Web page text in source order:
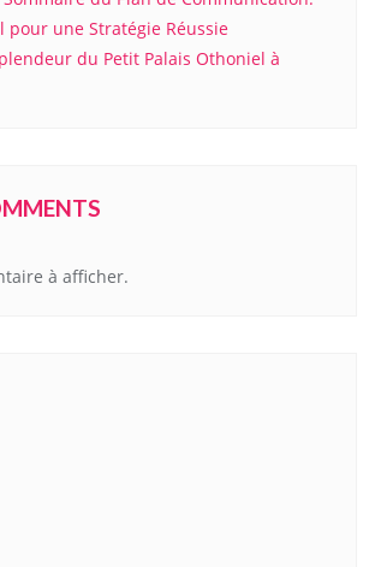
pour une Stratégie Réussie
du Petit Palais Othoniel à
à afficher.